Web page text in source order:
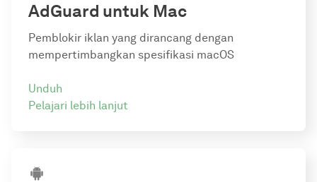
AdGuard untuk Mac
Pemblokir iklan yang dirancang dengan
mempertimbangkan spesifikasi macOS
Pelajari lebih lanjut
Unduh